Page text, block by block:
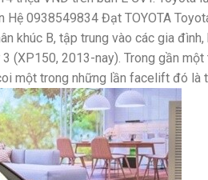
Hệ 0938549834 Đạt TOYOTA
khúc B, tập trung vào các gia
(XP150, 2013-nay). Trong gần
một trong những lần facelift đó là